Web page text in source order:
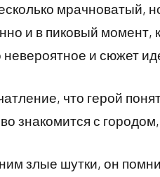
мрачноватый,
и в пиковый момент,
и сюжет
что герой
знакомится с
злые шутки, он